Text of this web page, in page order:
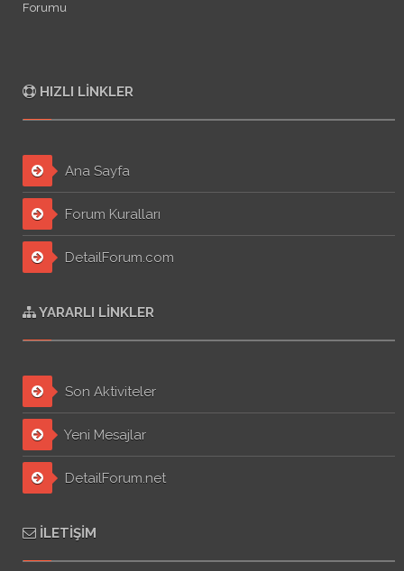
Forumu
HIZLI LINKLER
Ana Sayfa
Forum Kuralları
DetailForum.com
YARARLI LINKLER
Son Aktiviteler
Yeni Mesajlar
DetailForum.net
İLETIŞIM